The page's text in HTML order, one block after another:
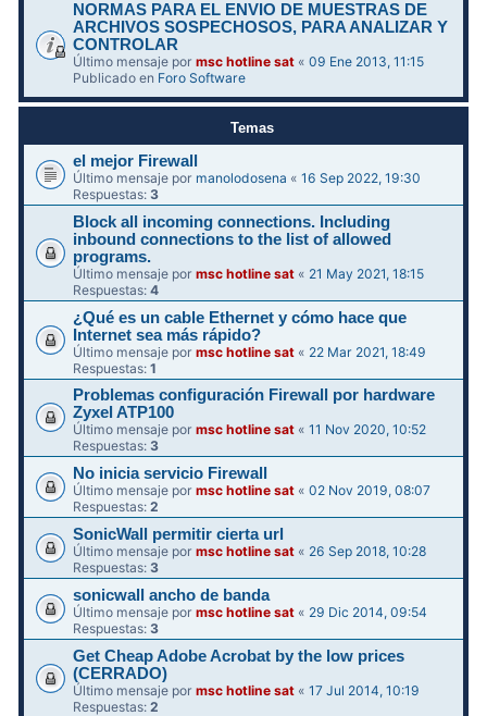
NORMAS PARA EL ENVIO DE MUESTRAS DE
ARCHIVOS SOSPECHOSOS, PARA ANALIZAR Y
CONTROLAR
Último mensaje pormsc hotline sat «09 Ene 2013, 11:15
Publicado en Foro Software
Temas
el mejor Firewall
Último mensaje por manolodosena «16 Sep 2022, 19:30
Respuestas:3
Block all incoming connections. Including
inbound connections to the list of allowed
programs.
Último mensaje pormsc hotline sat « 21 May 2021, 18:15
Respuestas:4
¿Qué es un cable Ethernet y cómo hace que
Internet sea más rápido?
Último mensaje pormsc hotline sat « 22 Mar 2021, 18:49
Respuestas:1
Problemas configuración Firewall por hardware
Zyxel ATP100
Último mensaje pormsc hotline sat «11 Nov 2020, 10:52
Respuestas: 3
No inicia servicio Firewall
Último mensaje pormsc hotline sat «02 Nov 2019, 08:07
Respuestas:2
SonicWall permitir cierta url
Último mensaje pormsc hotline sat « 26 Sep 2018, 10:28
Respuestas: 3
sonicwall ancho de banda
Último mensaje pormsc hotline sat « 29 Dic 2014, 09:54
Respuestas:3
Get Cheap Adobe Acrobat by the low prices
(CERRADO)
Último mensaje pormsc hotline sat «17 Jul 2014, 10:19
Respuestas:2